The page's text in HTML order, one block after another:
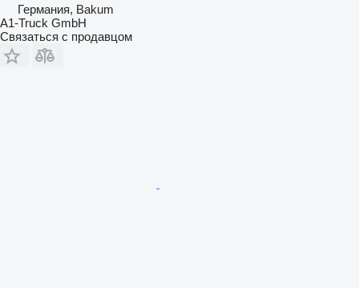
Германия, Bakum
A1-Truck GmbH
Связаться с продавцом